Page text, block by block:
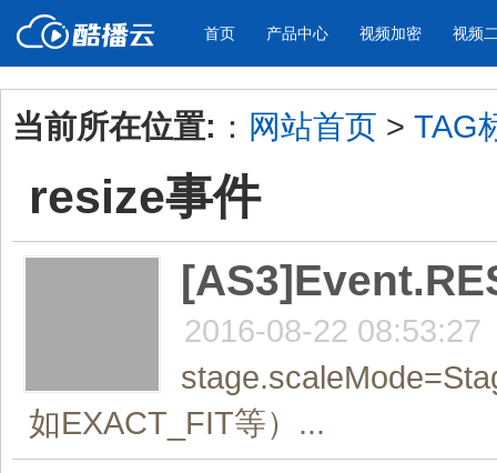
首页 产品中心
产品与新功能
视频加密防下载防录屏
防下载/防盗录/防录屏/防篡改
帮助企业视频
视频加密 视频
应用场景
企业宣传
工作汇报
年会节目
当前所在位置: ： 网站首页 > TAG
resize事件
2016-08-22 08:53:27
如EXACT_FIT等）...